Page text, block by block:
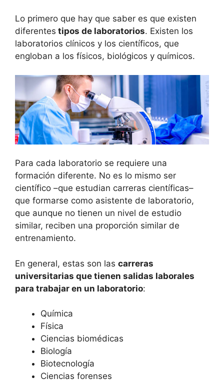
Lo primero que hay que saber es que existen
diferentes tipos de laboratorios. Existen los
laboratorios clínicos y los científicos, que
engloban a los físicos, biológicos y químicos.
Para cada laboratorio se requiere una
formación diferente. No es lo mismo ser
científico –que estudian carreras científicas–
que formarse como asistente de laboratorio,
que aunque no tienen un nivel de estudio
similar, reciben una proporción similar de
entrenamiento.
En general, estas son las carreras
universitarias que tienen salidas laborales
para trabajar en un laboratorio:
Química
Física
Ciencias biomédicas
Biología
Biotecnología
Ciencias forenses